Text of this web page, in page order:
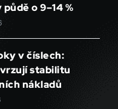
o 9–14 %
v číslech:
stabilitu
nákladů